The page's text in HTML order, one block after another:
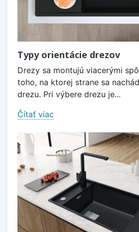
Typy orientácie drezov
Drezy sa montujú viacerými
toho, na ktorej strane sa
drezu. Pri výbere drezu je...
Čítať viac